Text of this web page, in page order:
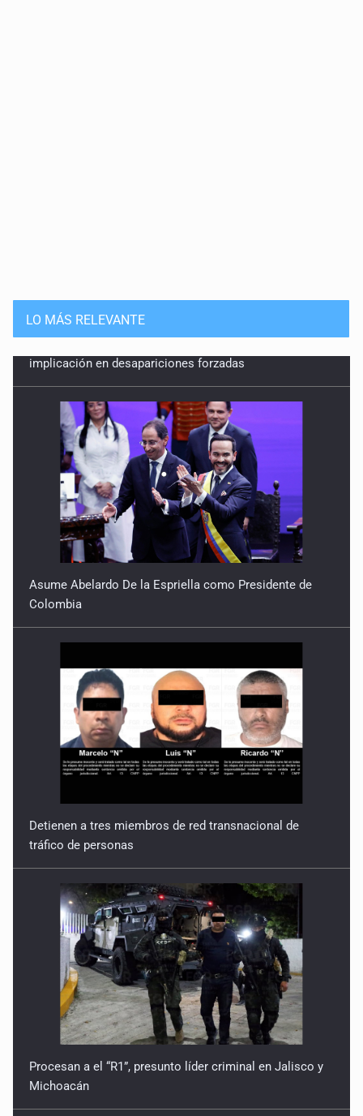
LO MÁS RELEVANTE
Asume Abelardo De la Espriella como Presidente de
Procesan a el “R1”, presunto líder criminal en Jalisco y